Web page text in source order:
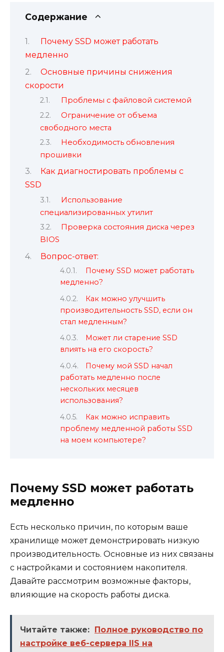
Содержание
Почему SSD может работать
медленно
Основные причины снижения
скорости
Проблемы с файловой системой
Ограничение от объема
свободного места
Необходимость обновления
прошивки
Как диагностировать проблемы с
SSD
Использование
специализированных утилит
Проверка состояния диска через
BIOS
Вопрос-ответ:
Почему SSD может работать
медленно?
Как можно улучшить
производительность SSD, если он
стал медленным?
Может ли старение SSD
влиять на его скорость?
Почему мой SSD начал
работать медленно после
нескольких месяцев
использования?
Как можно исправить
проблему медленной работы SSD
на моем компьютере?
Почему SSD может работать
медленно
Есть несколько причин, по которым ваше
хранилище может демонстрировать низкую
производительность. Основные из них связаны
с настройками и состоянием накопителя.
Давайте рассмотрим возможные факторы,
влияющие на скорость работы диска.
Читайте также:
Полное руководство по
настройке веб-сервера IIS на